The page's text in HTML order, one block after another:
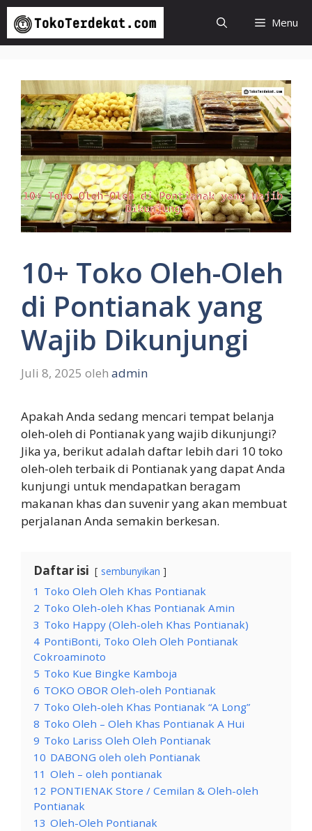
Langsung
isi
Menu
10+ Toko Oleh-Oleh
di Pontianak yang
Wajib Dikunjungi
Juli 8, 2025 oleh admin
Apakah Anda sedang mencari tempat belanja
oleh-oleh di Pontianak yang wajib dikunjungi?
Jika ya, berikut adalah daftar lebih dari 10 toko
oleh-oleh terbaik di Pontianak yang dapat Anda
kunjungi untuk mendapatkan beragam
makanan khas dan suvenir yang akan membuat
perjalanan Anda semakin berkesan.
Daftar isi sembunyikan
1 Toko Oleh Oleh Khas Pontianak
2 Toko Oleh-oleh Khas Pontianak Amin
3 Toko Happy (Oleh-oleh Khas Pontianak)
4 PontiBonti, Toko Oleh Oleh Pontianak
Cokroaminoto
5 Toko Kue Bingke Kamboja
6 TOKO OBOR Oleh-oleh Pontianak
7 Toko Oleh-oleh Khas Pontianak “A Long”
8 Toko Oleh – Oleh Khas Pontianak A Hui
9 Toko Lariss Oleh Oleh Pontianak
10 DABONG oleh oleh Pontianak
11 Oleh – oleh pontianak
12 PONTIENAK Store / Cemilan & Oleh-oleh
Pontianak
13 Oleh-Oleh Pontianak